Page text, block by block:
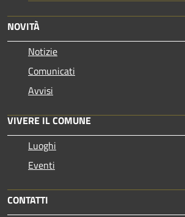
NOVITÀ
Notizie
Comunicati
Avvisi
VIVERE IL COMUNE
Luoghi
Eventi
CONTATTI